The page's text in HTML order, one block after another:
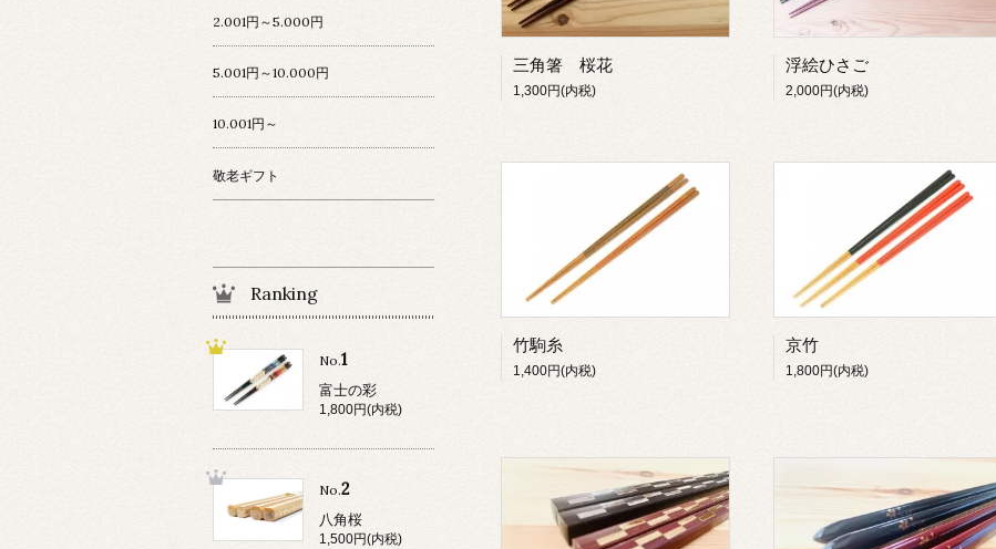
三角箸 桜花
1,300円(内税)
浮絵ひさご
2,000円(内税)
竹駒糸
1,400円(内税)
京竹
1,800円(内税)
2.001円～5.000円
5.001円～10.000円
10.001円～
敬老ギフト
Ranking
No.1
富士の彩
1,800円(内税)
No.2
八角桜
1,500円(内税)